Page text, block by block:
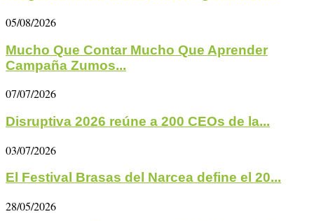
05/08/2026
Mucho Que Contar Mucho Que Aprender
Campaña Zumos...
07/07/2026
Disruptiva 2026 reúne a 200 CEOs de la...
03/07/2026
El Festival Brasas del Narcea define el 20...
28/05/2026